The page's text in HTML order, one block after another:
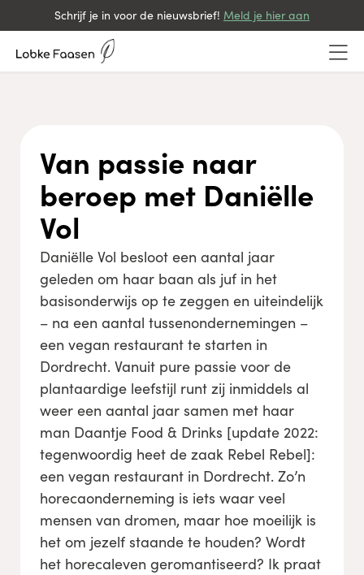
Schrijf je in voor de nieuwsbrief! Meld je hier aan
Van passie naar
beroep met Daniëlle
Vol
Daniëlle Vol besloot een aantal jaar
geleden om haar baan als juf in het
basisonderwijs op te zeggen en uiteindelijk
– na een aantal tussenondernemingen –
een vegan restaurant te starten in
Dordrecht. Vanuit pure passie voor de
plantaardige leefstijl runt zij inmiddels al
weer een aantal jaar samen met haar
man Daantje Food & Drinks [update 2022:
tegenwoordig heet de zaak Rebel Rebel]:
een vegan restaurant in Dordrecht. Zo’n
horecaonderneming is iets waar veel
mensen van dromen, maar hoe moeilijk is
het om jezelf staande te houden? Wordt
het horecaleven geromantiseerd? Ik praat